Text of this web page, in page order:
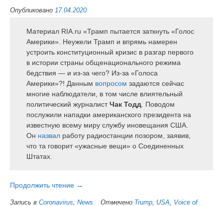
Опубликовано 17.04.2020
Материал RIA.ru «Трамп пытается заткнуть «Голос
Америки». Неужели Трамп и впрямь намерен
устроить конституционный кризис в разгар первого
в истории страны общенационального режима
бедствия — и из-за чего? Из-за «Голоса
Америки»?! Данным вопросом задаются сейчас
многие наблюдатели, в том числе влиятельный
политический журналистЧак Тодд . Поводом
послужили нападки американского президента на
известную всему миру службу иновещания США.
Он назвал работу радиостанции позором, заявив,
что та говорит «ужасные вещи» о Соединенных
Штатах.
Продолжить чтение «Дональд
→
Запись в Coronavirus, News Отмечено Trump, USA, Voice of